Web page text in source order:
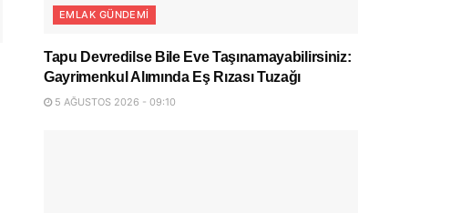
EMLAK GÜNDEMI
Tapu Devredilse Bile Eve Taşınamayabilirsiniz:
Gayrimenkul Alımında Eş Rızası Tuzağı
5 AĞUSTOS 2026 - 09:10